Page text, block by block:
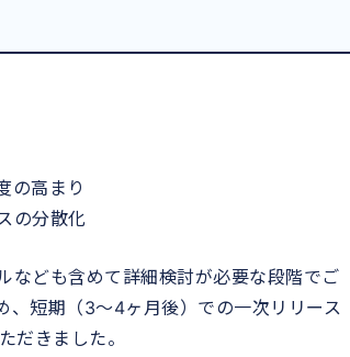
の高まり
の分散化
なども含めて詳細検討が必要な段階でご
、短期（3～4ヶ月後）での一次リリース
だきました。